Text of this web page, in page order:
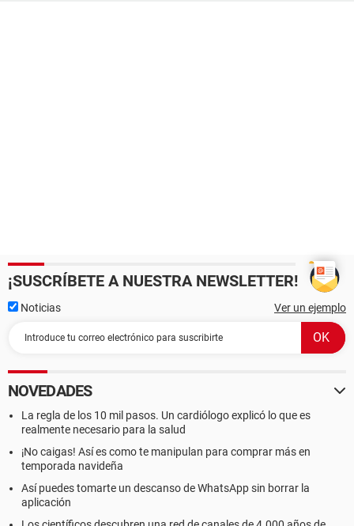
¡SUSCRÍBETE A NUESTRA NEWSLETTER!
Noticias Ver un ejemplo
NOVEDADES
La regla de los 10 mil pasos. Un cardiólogo explicó lo que es
realmente necesario para la salud
¡No caigas! Así es como te manipulan para comprar más en
temporada navideña
Así puedes tomarte un descanso de WhatsApp sin borrar la
aplicación